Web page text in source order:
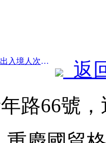
前一篇：深圳機場口岸今年出入境人次突破300萬，創歷史同期新高
返
路66號